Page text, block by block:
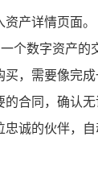
产详情页面。
个数字资产的
，需要像完
合同，确认无
诚的伙伴，自